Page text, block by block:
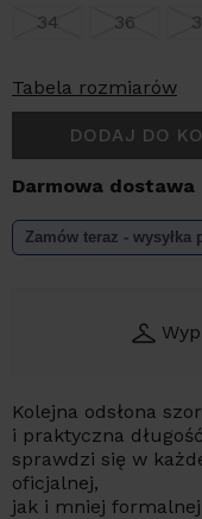
34 36
Tabela rozmiarów
DODAJ DO
Darmowa dostawa
Zamów teraz - wysyłka
Kolejna odsłona
i praktyczna
sprawdzi się w
oficjalnej,
jak i mniej